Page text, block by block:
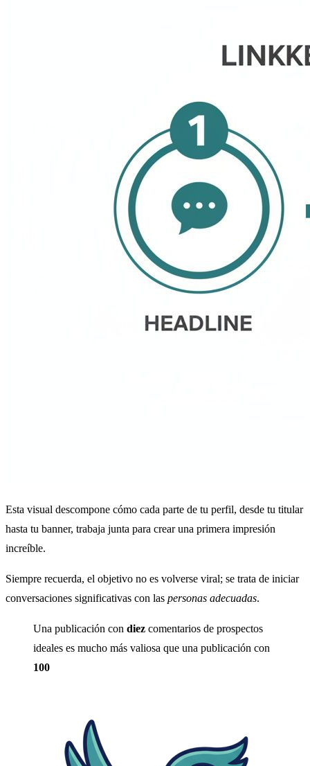
Esta visual descompone cómo cada parte de tu perfil, desde tu titular
hasta tu banner, trabaja junta para crear una primera impresión
increíble.
Siempre recuerda, el objetivo no es volverse viral; se trata de iniciar
conversaciones significativas con las personas adecuadas.
Una publicación con diez comentarios de prospectos
ideales es mucho más valiosa que una publicación con
100